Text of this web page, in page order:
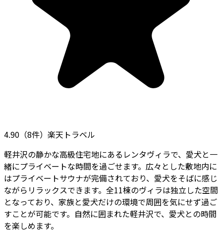
4.90 （8件） 楽天トラベル
軽井沢の静かな高級住宅地にあるレンタヴィラで、愛犬と一
緒にプライベートな時間を過ごせます。広々とした敷地内に
はプライベートサウナが完備されており、愛犬をそばに感じ
ながらリラックスできます。全11棟のヴィラは独立した空間
となっており、家族と愛犬だけの環境で周囲を気にせず過ご
すことが可能です。自然に囲まれた軽井沢で、愛犬との時間
を楽しめます。